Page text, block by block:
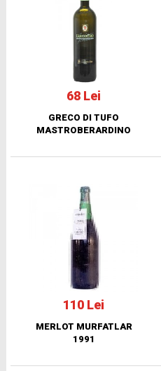
68 Lei
GRECO DI TUFO
MASTROBERARDINO
110 Lei
MERLOT MURFATLAR
1991